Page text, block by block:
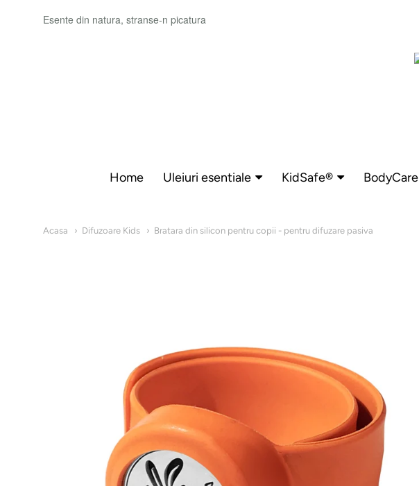
Esente din natura, stranse-n picatura
Main
Home Uleiuri esentiale KidSafe® BodyCare
Acasa Difuzoare Kids Bratara din silicon pentru copii - pentru difuzare pasiva